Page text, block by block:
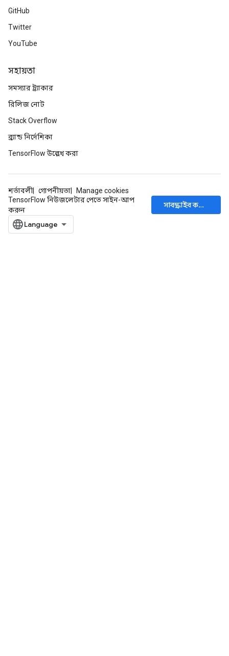
GitHub
Twitter
YouTube
সহায়তা
সমস্যার ট্র্যাকার
রিলিজ নোট
Stack Overflow
ব্র্যান্ড নির্দেশিকা
TensorFlow উল্লেখ করা
শর্তাবলী গোপনীয়তা
Manage cookies
TensorFlow নিউজলেটার পেতে সাইন-আপ
করুন
সাবস্ক্রাইব করুন